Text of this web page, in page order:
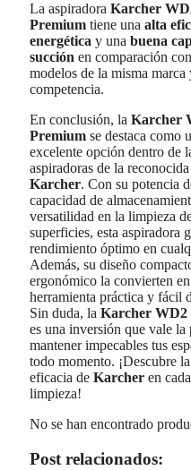
La aspiradora Karcher
Premium tiene una alta
energética y una buena
succión en comparación
modelos de la misma marca
competencia.
En conclusión, la Karcher
Premium se destaca como
excelente opción dentro de
aspiradoras de la
Karcher. Con su potencia
capacidad de
versatilidad en la limpieza
superficies, esta aspiradora
rendimiento óptimo en
Además, su diseño
ergonómico la convierten
herramienta práctica y fácil
Sin duda, la Karcher WD2
es una inversión que vale la
mantener impecables tus
todo momento. ¡Descubre
eficacia de Karcher en
limpieza!
No se han encontrado
Post relacionados: